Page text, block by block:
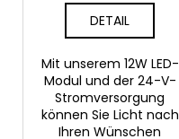
DETAIL
Mit unserem 12W LED-
Modul und der 24-V-
Stromversorgung
können Sie Licht nach
Ihren Wünschen